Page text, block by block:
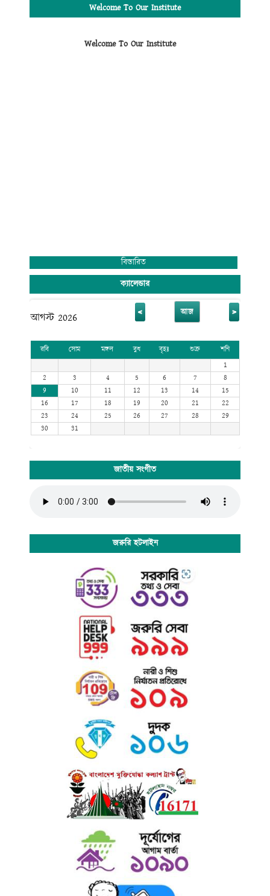
প্রধান শিক্ষক (ভারপ্রাপ্ত)
Welcome To Our Institute
Welcome To Our Institute
বিস্তারিত
ক্যালেন্ডার
আগস্ট 2026 < আজ >
রবি সোম মঙ্গল বুধ বৃহঃ শুক্র
শনি
1
2
3 4 5 6 7
8
9
10 11 12 13 14
15
16
17 18 19 20 21
22
23
24 25 26 27 28
29
30
31
জাতীয় সংগীত
জরুরি হটলাইন